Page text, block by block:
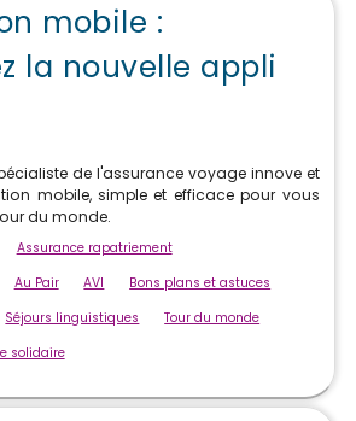
mobile :
la nouvelle appli
de l'assurance voyage innove et
mobile, simple et efficace pour vous
du monde.
Assurance rapatriement
Au Pair AVI
Bons plans et astuces
Séjours linguistiques
Tour du monde
solidaire